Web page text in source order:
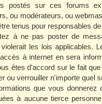
postés sur ces forums
ou modérateurs, ou
tenus pour responsables
à ne pas poster de
les lois applicables.
à internet en sera
êtes d'accord sur le fait
ou verrouiller n'importe quel
que vous
à aucune tierce